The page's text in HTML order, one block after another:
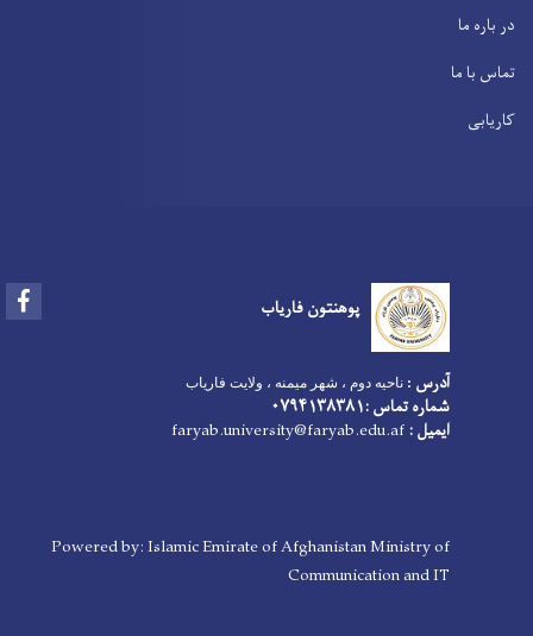
در باره ما
تماس با ما
کاریابی
پوهنتون فاریاب
آدرس : ناحیه دوم ، شهر میمنه ، ولایت فاریاب
شماره تماس :۰۷۹۴۱۳۸۳۸۱
ایمیل :
Powered by: Islamic Emirate of Afghanistan Ministry of
Communication and IT